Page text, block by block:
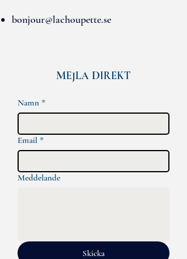
bonjour@lachoupette.se
MEJLA DIREKT
Namn *
Email *
Meddelande
Skicka